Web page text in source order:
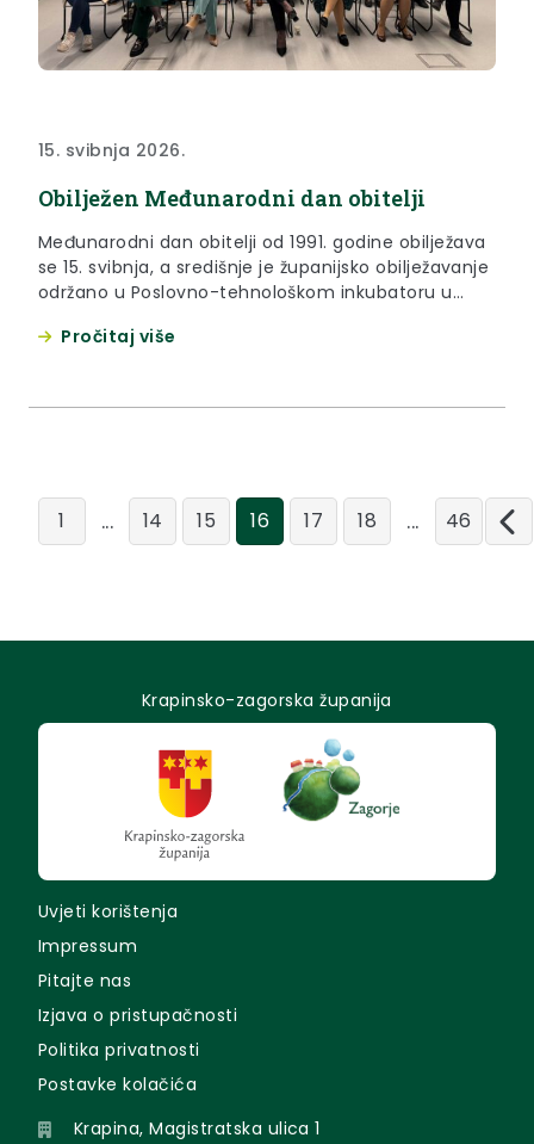
15. svibnja 2026.
Obilježen Međunarodni dan obitelji
Međunarodni dan obitelji od 1991. godine obilježava
se 15. svibnja, a središnje je županijsko obilježavanje
održano u Poslovno-tehnološkom inkubatoru u
županije, njenog Povjerenstva za ravnopravnost
Pročitaj više
1 ... 14 15 16 17 18 ... 46
Krapinsko-zagorska županija
Uvjeti korištenja
Impressum
Pitajte nas
Izjava o pristupačnosti
Politika privatnosti
Postavke kolačića
Krapina, Magistratska ulica 1